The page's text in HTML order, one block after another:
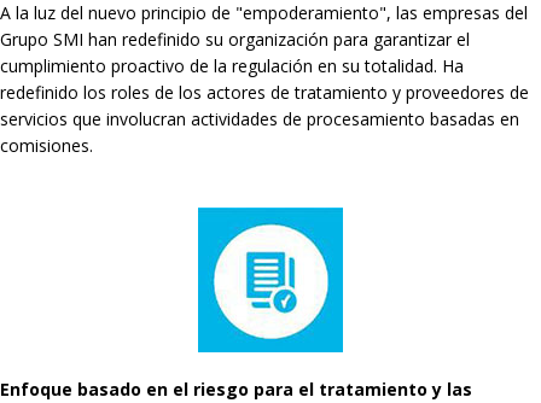
A la luz del nuevo principio de "empoderamiento", las empresas del
Grupo SMI han redefinido su organización para garantizar el
cumplimiento proactivo de la regulación en su totalidad. Ha
redefinido los roles de los actores de tratamiento y proveedores de
servicios que involucran actividades de procesamiento basadas en
comisiones.
Enfoque basado en el riesgo para el tratamiento y las